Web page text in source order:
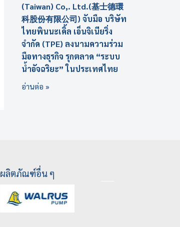
(Taiwan) Co,. Ltd.(基士德環
科股份有限公司) จับมือ บริษัท
ไทยพินนะเคิ้ล เอ็นจิเนียริ่ง
จำกัด (TPE) ลงนามความร่วม
มือทางธุรกิจ รุกตลาด “ระบบ
น้ำอัจฉริยะ” ในประเทศไทย
อ่านต่อ »
ผลิตภัณฑ์อื่น ๆ